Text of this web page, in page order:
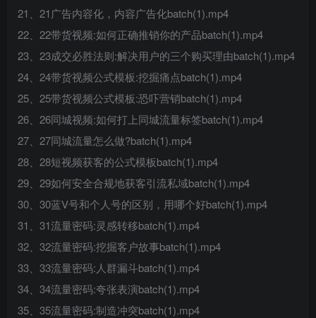
21、21广告内容化，内容广告化batch(1).mp4
22、22带货视频:如何正确推销你的产品batch(1).mp4
23、23成交必胜法则:解决用户的三个购买理由batch(1).mp4
24、24带货视频公式模板:挖掘痛点batch(1).mp4
25、25带货视频公式模板:恐吓营销batch(1).mp4
26、26同城视频:如何打上同城流量标签batch(1).mp4
27、27同城流量怎么做?batch(1).mp4
28、28短视频获客的公式模板batch(1).mp4
29、29如何安全合规地获客引流私域batch(1).mp4
30、30蓝V号和个人号的区别，用哪个好batch(1).mp4
31、31流量密码:灵感转移batch(1).mp4
32、32流量密码:挖掘客户故事batch(1).mp4
33、33流量密码:人群漏斗batch(1).mp4
34、34流量密码:夸张表演batch(1).mp4
35、35流量密码:制造冲突batch(1).mp4